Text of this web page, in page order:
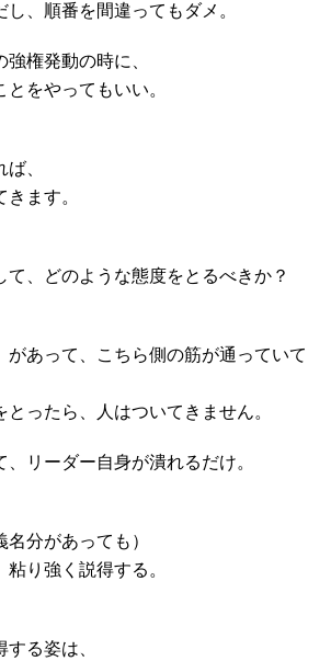
、順番を間違ってもダメ。
権発動の時に、
をやってもいい。
、
ます。
て、どのような態度をとるべきか？
があって、こちら側の筋が通っていて
ったら、人はついてきません。
、リーダー自身が潰れるだけ。
分があっても）
り強く説得する。
る姿は、